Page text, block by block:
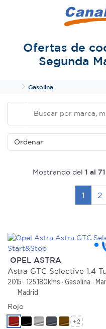
Ofertas de
Segunda
InicioGasolina
Mostrando del 1 al 71
1 2
OPEL ASTRA
2015 125.180kms Gasolina
Madrid
Rojo
+2